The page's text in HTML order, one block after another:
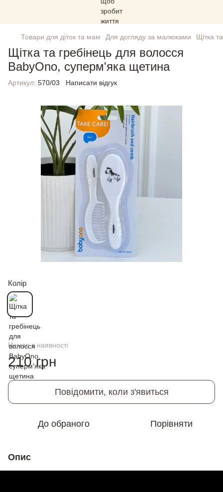
Товари для діток та мам Для догляду за малюками Щітка
Щітка та гребінець для волосся
BabyOno, суперм'яка щетина
Артикул: 570/03 Написати відгук
Колір
Немає в наявності
210 грн
Повідомити, коли з'явиться
До обраного Порівняти
Опис